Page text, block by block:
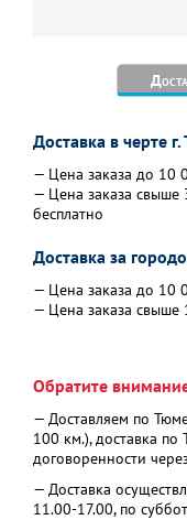
Доставка в черте
— Цена заказа до 10
— Цена заказа свыше
бесплатно
Доставка за
— Цена заказа до 10
— Цена заказа
Обратите
— Доставляем по
100 км.), доставка
договоренности
— Доставка
11.00-17.00, по